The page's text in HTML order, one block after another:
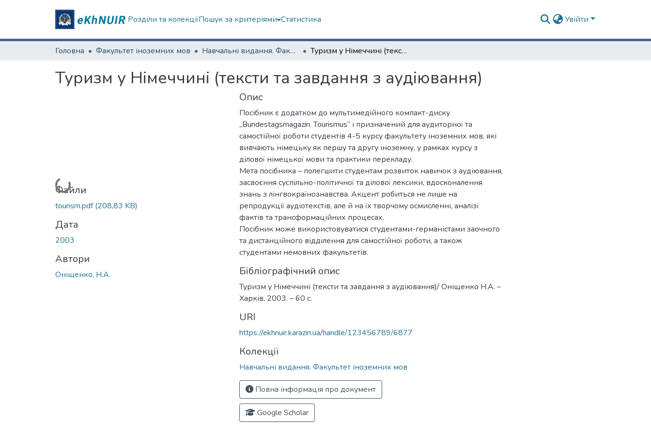
Розділи та колекціїПошук за критеріями Статистика Увійти
Головна Факультет іноземних мов Навчальні видання. Факультет іноземних мов Туризм у Німеччині (тексти та завдання з аудіювання)
Туризм у Німеччині (тексти та завдання з аудіювання)
Вантажиться...
Файли
tourism.pdf(208,83 KB)
Дата
2003
Автори
Оніщенко, Н.А.
Опис
Посібник є додатком до мультимедійного компакт-диску
„Bundestagsmagazin. Tourismus“ і призначений для аудиторної та
самостійної роботи студентів 4-5 курсу факультету іноземних мов, які
вивчають німецьку як першу та другу іноземну, у рамках курсу з
ділової німецької мови та практики перекладу.
Мета посібника – полегшити студентам розвиток навичок з аудіювання,
засвоєння суспільно-політичної та ділової лексики, вдосконалення
знань з лінгвокраїнознавства. Акцент робиться не лише на
репродукції аудіотекстів, але й на їх творчому осмисленні, аналізі
фактів та трансформаційних процесах.
Посібник може використовуватися студентами-германістами заочного
та дистанційного відділення для самостійної роботи, а також
студентами немовних факультетів.
Бібліографічний опис
Туризм у Німеччині (тексти та завдання з аудіювання)/ Оніщенко Н.А. –
Харків, 2003. – 60 с.
URI
https://ekhnuir.karazin.ua/handle/123456789/6877
Колекції
Навчальні видання. Факультет іноземних мов
Повна інформація про документ
Google Scholar